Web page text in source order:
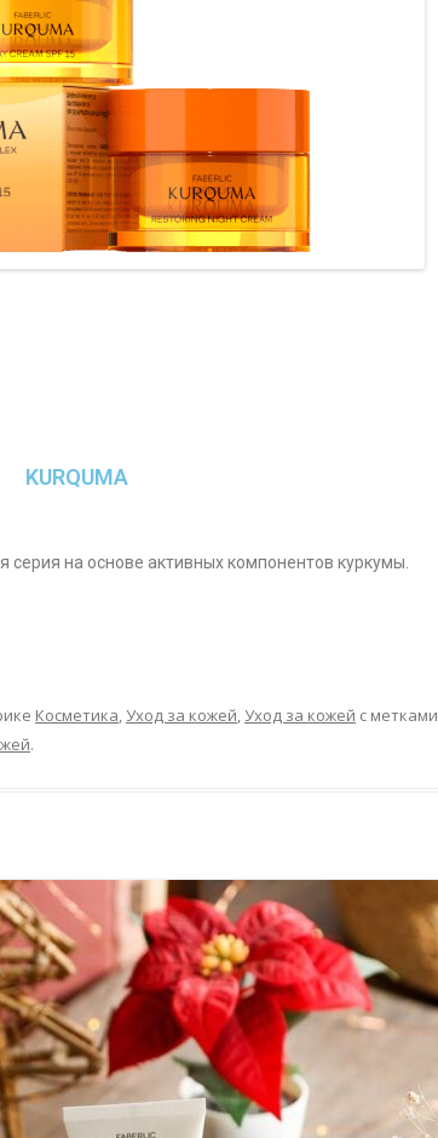
KURQUMA
серия на основе активных компонентов куркумы.
Косметика,Уход за кожей,Уход за кожей с метками
.